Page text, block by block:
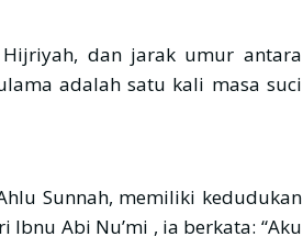
dan jarak umur antara
adalah satu kali masa suci
Sunnah, memiliki kedudukan